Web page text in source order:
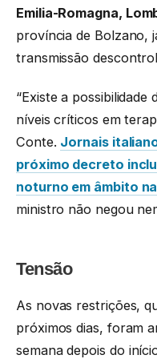
Emilia-Romagna,
província de Bolzano,
transmissão
“Existe a possibilidade
níveis críticos em
Conte. Jornais
próximo decreto
noturno em âmbito
ministro não negou
Tensão
As novas restrições,
próximos dias, foram
semana depois do